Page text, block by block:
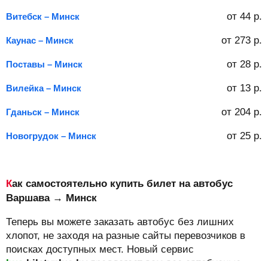
Витебск – Минск от 44 р.
Каунас – Минск от 273 р.
Поставы – Минск от 28 р.
Вилейка – Минск от 13 р.
Гданьск – Минск от 204 р.
Новогрудок – Минск от 25 р.
Как самостоятельно купить билет на автобус
Варшава → Минск
Теперь вы можете заказать автобус без лишних
хлопот, не заходя на разные сайты перевозчиков в
поисках доступных мест. Новый сервис